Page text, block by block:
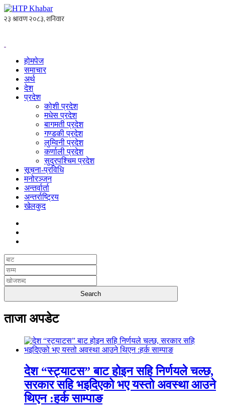
होमपेज
समाचार
अर्थ
देश
प्रदेश
कोशी प्रदेश
मधेस प्रदेश
बागमती प्रदेश
गण्डकी प्रदेश
लुम्विनी प्रदेश
कर्णाली प्रदेश
सुदुरपश्चिम प्रदेश
सूचना-प्रविधि
मनोरञ्जन
अन्तर्वार्ता
अन्तर्राष्ट्रिय
खेलकुद
ताजा अपडेट
देश “स्ट्याटस” बाट होइन सहि निर्णयले चल्छ,
सरकार सहि भइदिएको भए यस्तो अवस्था आउने
थिएन :हर्क साम्पाङ